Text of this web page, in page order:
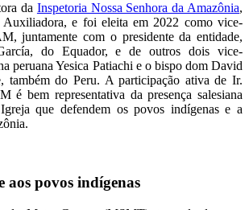
da Inspetoria Nossa Senhora da Amazônia,
Auxiliadora, e foi eleita em 2022 como vice-
juntamente com o presidente da entidade,
do Equador, e de outros dois vice-
peruana Yesica Patiachi e o bispo dom David
também do Peru. A participação ativa de Ir.
é bem representativa da presença salesiana
que defendem os povos indígenas e a
povos indígenas